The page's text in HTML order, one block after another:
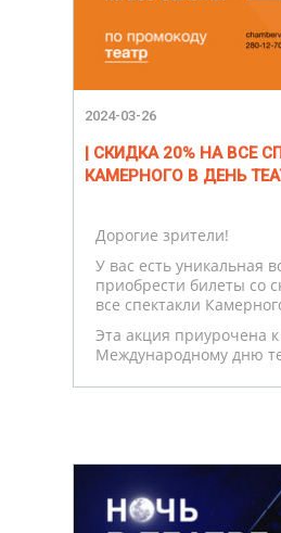
2024-03-26
| СКИДКА 20% НА ВСЕ
КАМЕРНОГО В ДЕНЬ
Дорогие зрители!
У вас есть уникальная
приобрести билеты со
все спектакли
Эта акция приурочена к
Международному дню